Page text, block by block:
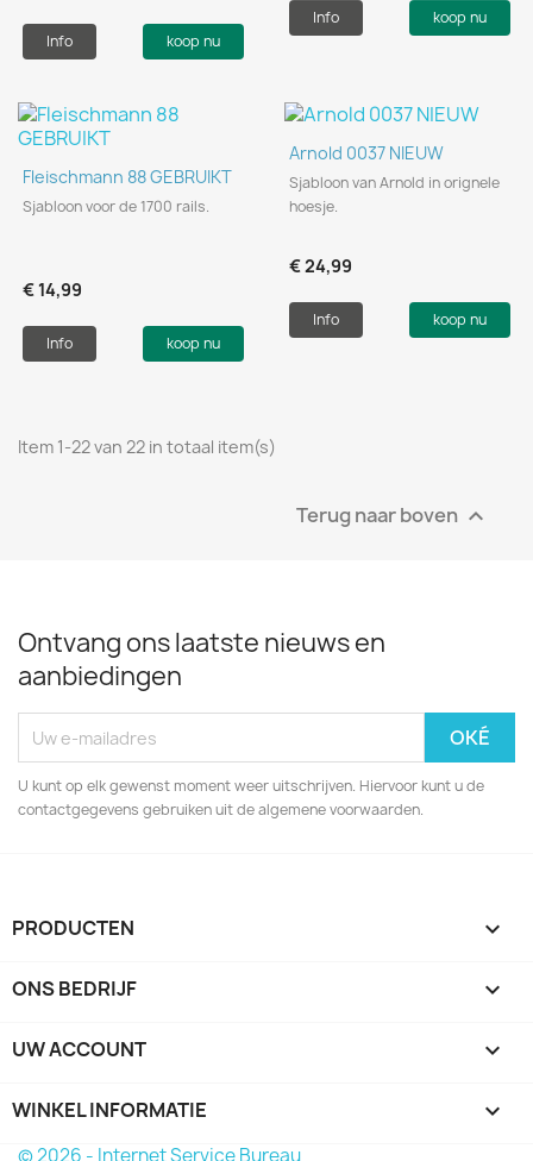
Info koop nu
Info koop nu
Fleischmann 88 GEBRUIKT
Sjabloon voor de 1700 rails.
€ 14,99
Info koop nu
Arnold 0037 NIEUW
Sjabloon van Arnold in orignele
hoesje.
€ 24,99
Info koop nu
Item 1-22 van 22 in totaal item(s)
Terug naar boven 
Ontvang ons laatste nieuws en
aanbiedingen
U kunt op elk gewenst moment weer uitschrijven. Hiervoor kunt u de
contactgegevens gebruiken uit de algemene voorwaarden.
PRODUCTEN 
ONS BEDRIJF 
UW ACCOUNT 
WINKEL INFORMATIE keyboard_arrow_down
© 2026 - Internet Service Bureau